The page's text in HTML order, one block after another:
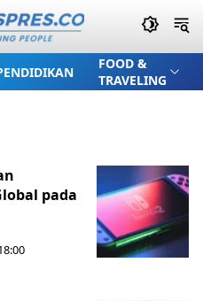
FOOD &
TRAVELING
pada